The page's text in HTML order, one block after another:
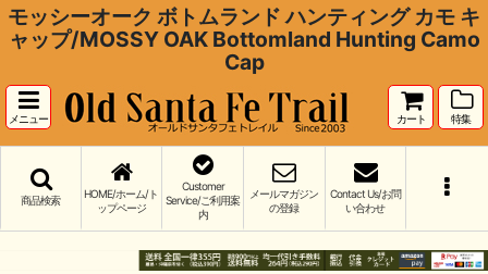
モッシーオーク ボトムランド ハンティング カモ キ
ャップ/MOSSY OAK Bottomland Hunting Camo
Cap
メニュー カート 特集
商品検索
HOME/ホーム/ト
ップページ
Customer
Service/ご利用案
内
メールマガジン
の登録
Contact Us/お問
い合わせ